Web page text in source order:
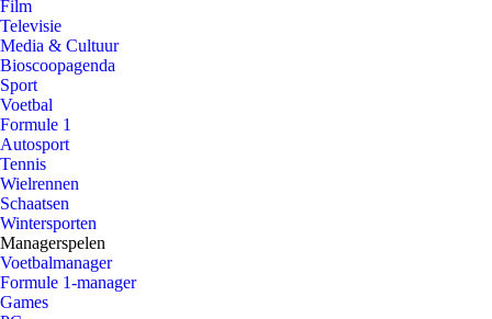
Film
Televisie
Media & Cultuur
Bioscoopagenda
Sport
Voetbal
Formule 1
Autosport
Tennis
Wielrennen
Schaatsen
Wintersporten
Managerspelen
Voetbalmanager
Formule 1-manager
Games